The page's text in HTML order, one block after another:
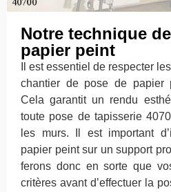
Notre technique
papier peint
Il est essentiel de respecter
chantier de pose de papier
Cela garantit un rendu
toute pose de tapisserie
les murs. Il est important
papier peint sur un support
ferons donc en sorte que
critères avant d’effectuer la